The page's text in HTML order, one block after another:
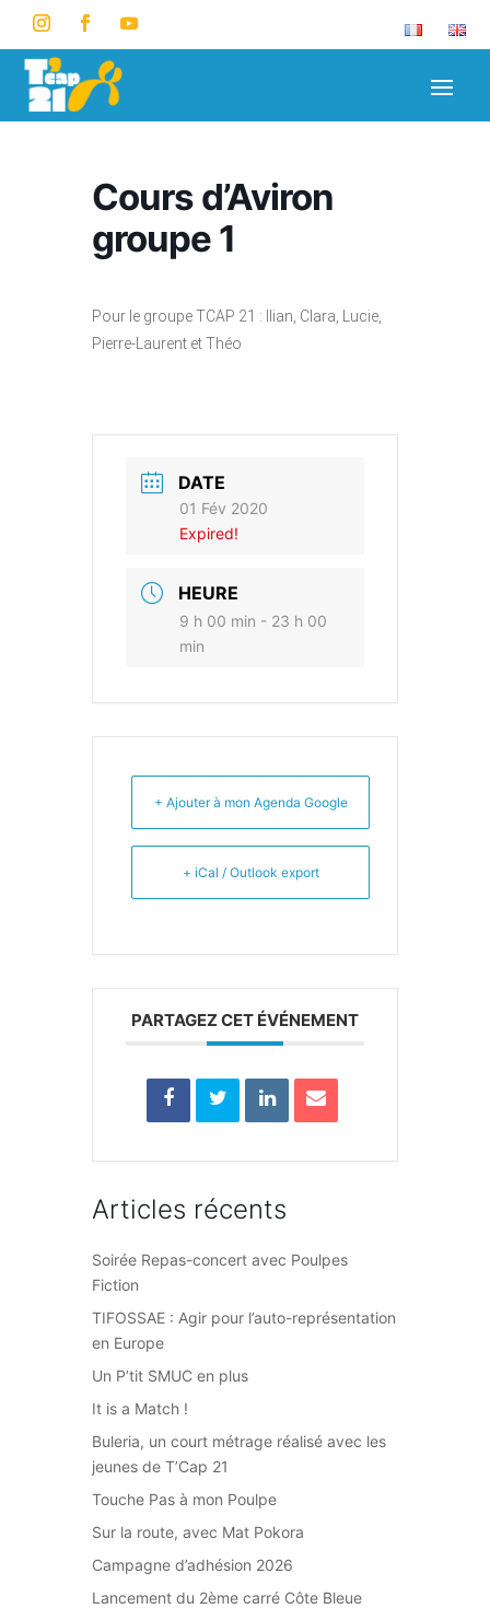
Cours d’Aviron
groupe 1
Pour le groupe TCAP 21 : Ilian, Clara, Lucie,
Pierre-Laurent et Théo
DATE
01 Fév 2020
Expired!
HEURE
9 h 00 min - 23 h 00
min
+ Ajouter à mon Agenda Google
+ iCal / Outlook export
PARTAGEZ CET ÉVÉNEMENT
Articles récents
Soirée Repas-concert avec Poulpes
Fiction
TIFOSSAE : Agir pour l’auto-représentation
en Europe
Un P’tit SMUC en plus
It is a Match !
Buleria, un court métrage réalisé avec les
jeunes de T’Cap 21
Touche Pas à mon Poulpe
Sur la route, avec Mat Pokora
Campagne d’adhésion 2026
Lancement du 2ème carré Côte Bleue